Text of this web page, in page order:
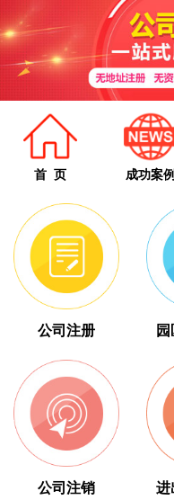
首 页 成功案例
公司注册
公司注销 进